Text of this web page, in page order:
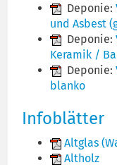
Deponie:
und Asbest
Deponie:
Keramik /
Deponie:
blanko
Infoblätter
Altglas
Altholz